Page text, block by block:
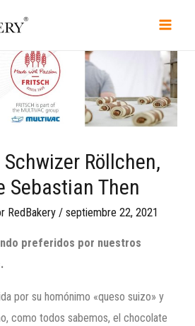
Röllchen,
Sebastian Then
RedBakery /septiembre 22, 2021
preferidos por nuestros
por su homónimo «queso suizo» y
como todos sabemos, el chocolate